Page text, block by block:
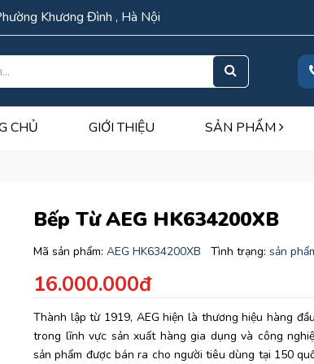
Khương Đình , Hà Nội
CHỦ GIỚI THIỆU SẢN PHẨM
Bếp Từ AEG HK634200XB
Mã sản phẩm: AEG HK634200XB Tình trạng: sản
16.000.000đ
Thành lập từ 1919, AEG hiện là thương hiệu hàng
trong lĩnh vực sản xuất hàng gia dụng và công
sản phẩm được bán ra cho người tiêu dùng tại 150